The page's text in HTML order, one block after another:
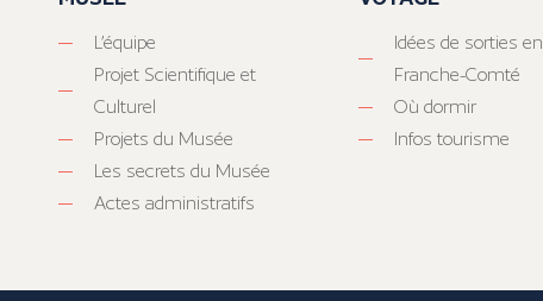
L’équipe
Projet Scientifique et
Culturel
Projets du Musée
Les secrets du Musée
Actes administratifs
Idées de sorties en
Franche-Comté
Où dormir
Infos tourisme